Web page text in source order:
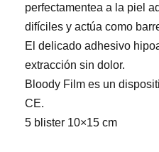
perfectamentea a la piel
difíciles y actúa como
El delicado adhesivo
extracción sin dolor.
Bloody Film es un
CE.
5 blister 10×15 cm